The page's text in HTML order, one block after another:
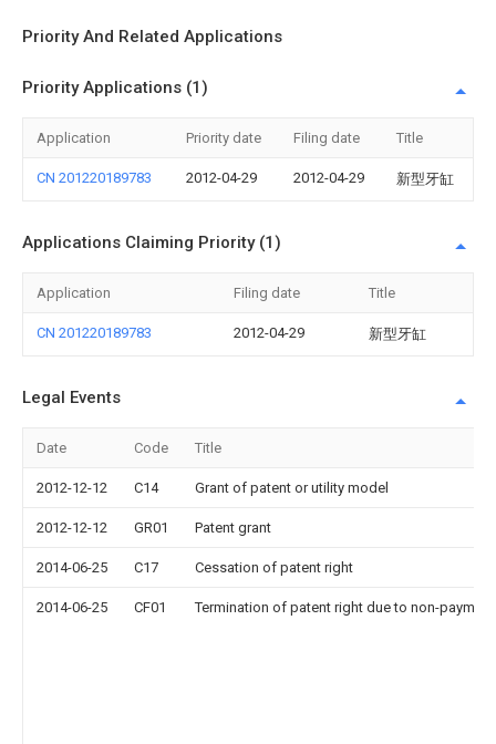
Priority And Related Applications
Priority Applications (1)
Application Priority date Filing date Title
CN 201220189783 2012-04-29 2012-04-29 新型牙缸
Applications Claiming Priority (1)
Application Filing date Title
CN 201220189783 2012-04-29 新型牙缸
Legal Events
Date Code Title
2012-12-12 C14 Grant of patent or utility model
2012-12-12 GR01 Patent grant
2014-06-25 C17 Cessation of patent right
2014-06-25 CF01 Termination of patent right due to non-